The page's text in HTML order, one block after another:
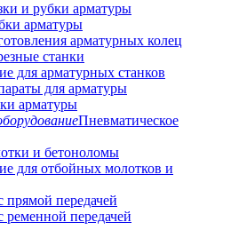
и рубки арматуры
арматуры
арматурных колец
станки
для арматурных станков
для арматуры
арматуры
Пневматическое
и бетоноломы
для отбойных молотков и
прямой передачей
ременной передачей